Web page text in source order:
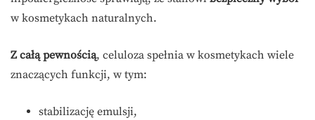
w kosmetykach naturalnych.
Z całą pewnością, celuloza spełnia w kosmetykach wiele
znaczących funkcji, w tym:
stabilizację emulsji,